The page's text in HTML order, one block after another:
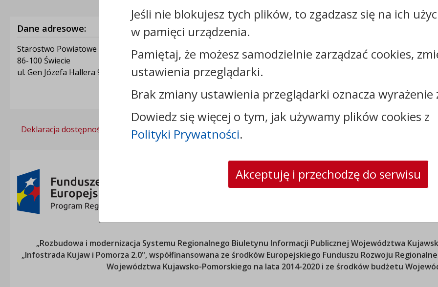
Dane adresowe:
Starostwo Powiatowe w Świeciu
86-100 Świecie
ul. Gen Józefa Hallera 9
Kontakt:
+48525683100
faks: +48525683102
e-mail:sekretariat@csw.pl
strona www:www.csw.pl
Deklaracja dostępności Polityka prywatności
„Rozbudowa i modernizacja Systemu Regionalnego Biuletynu Informacji PublicznejWojewództwa
„Infostrada Kujaw i Pomorza 2.0", współfinansowana ze środków Europejskiego Funduszu Rozwoju
Województwa Kujawsko-Pomorskiego na lata 2014-2020 i ze środków budżetu
Jeśli nie blokujesz tych plików, to zgadzasz się na ich
w pamięci urządzenia.
Pamiętaj, że możesz samodzielnie zarządzać cookies,
ustawienia przeglądarki.
Brak zmiany ustawienia przeglądarki oznacza wyrażenie
Dowiedz się więcej o tym, jak używamy plików cookies z
Polityki Prywatności.
Akceptuję i przechodzę do serwisu